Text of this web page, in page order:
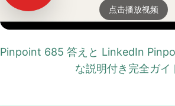
点击播放视频
Pinpoint 685 答えと LinkedIn
な説明付き完全ガイ